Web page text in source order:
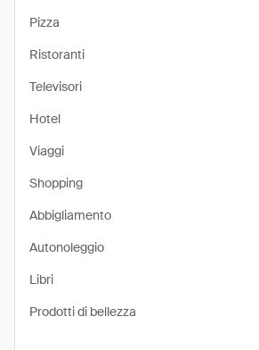
Pizza
Ristoranti
Televisori
Hotel
Viaggi
Shopping
Abbigliamento
Autonoleggio
Libri
Prodotti di bellezza